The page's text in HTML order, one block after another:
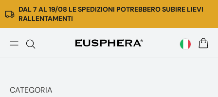
Vai
direttamente
ai
contenuti
DAL 7 AL 19/08 LE SPEDIZIONI POTREBBERO SUBIRE LIEVI
RALLENTAMENTI
CATEGORIA